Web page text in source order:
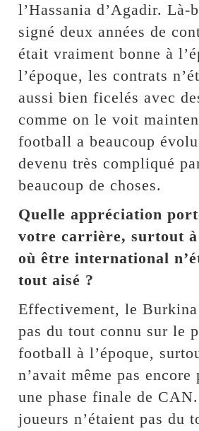
l’Hassania d’Agadir. Là-
signé deux années de
était vraiment bonne à
l’époque, les contrats
aussi bien ficelés avec
comme on le voit
football a beaucoup
devenu très compliqué
beaucoup de choses.
Quelle appréciation
votre carrière, surtout
où être international
tout aisé ?
Effectivement, le Burkina
pas du tout connu sur le
football à l’époque,
n’avait même pas encore
une phase finale de
joueurs n’étaient pas du